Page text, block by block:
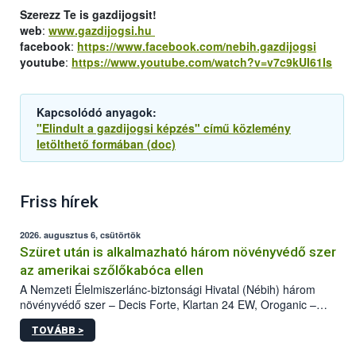
Szerezz Te is gazdijogsit!
web: www.gazdijogsi.hu
facebook: https://www.facebook.com/nebih.gazdijogsi
youtube: https://www.youtube.com/watch?v=v7c9kUI61Is
Kapcsolódó anyagok:
"Elindult a gazdijogsi képzés" című közlemény
letölthető formában (doc)
Friss hírek
2026. augusztus 6, csütörtök
Szüret után is alkalmazható három növényvédő szer
az amerikai szőlőkabóca ellen
A Nemzeti Élelmiszerlánc-biztonsági Hivatal (Nébih) három
növényvédő szer – Decis Forte, Klartan 24 EW, Oroganic –
engedélyokiratát módosította, így azok a szüretet követően,
egészen a vesszőérettség (BBCH 91) stádiumáig
TOVÁBB >